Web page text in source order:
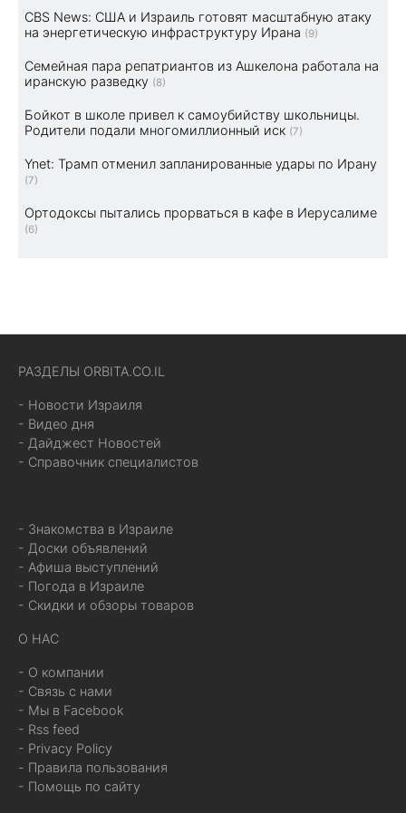
CBS News: США и Израиль готовят масштабную атаку
на энергетическую инфраструктуру Ирана (9)
Семейная пара репатриантов из Ашкелона работала на
иранскую разведку (8)
Бойкот в школе привел к самоубийству школьницы.
Родители подали многомиллионный иск (7)
Ynet: Трамп отменил запланированные удары по Ирану
(7)
Ортодоксы пытались прорваться в кафе в Иерусалиме
(6)
РАЗДЕЛЫ ORBITA.CO.IL
- Новости Израиля
- Видео дня
- Дайджест Новостей
- Справочник специалистов
- Знакомства в Израиле
- Доски объявлений
- Афиша выступлений
- Погода в Израиле
- Скидки и обзоры товаров
О НАС
- О компании
- Связь с нами
- Мы в Facebook
- Rss feed
- Privacy Policy
- Правила пользования
- Помощь по сайту